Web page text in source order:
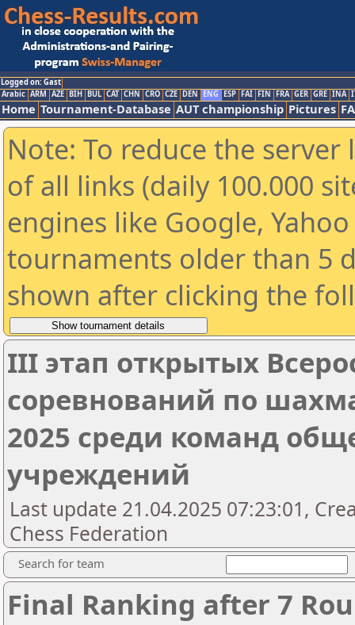
Logged on: Gast
Arabic ARM AZE BIH BUL CAT CHN CRO CZE DEN ENG ESP FAI FIN FRA GER GRE INA
Home Tournament-Database AUT championship Pictures
Note: To reduce the
of all links (daily 100.000
engines like Google,
tournaments older than 5
shown after clicking the
III этап открытых
соревнований по
2025 среди команд
учреждений
Last update 21.04.2025 07:23:01,
Chess Federation
Search for team
Final Ranking after 7